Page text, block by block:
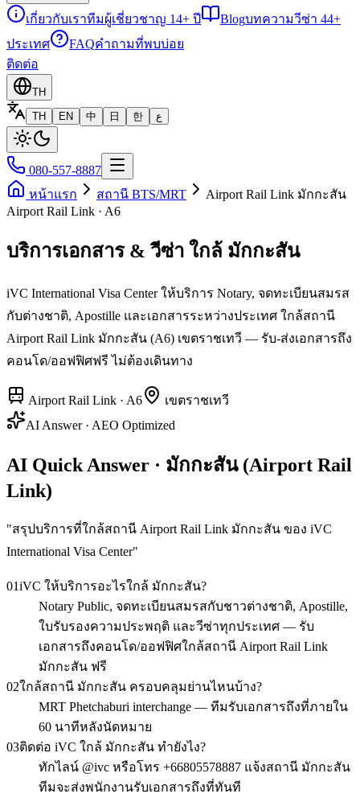
เกี่ยวกับเราทีมผู้เชี่ยวชาญ 14+ ปี Blogบทความวีซ่า 44+
ประเทศ
FAQคำถามที่พบบ่อย
ติดต่อ
TH
TH
EN 中 日 한 ع
080-557-8887
หน้าแรก
สถานี BTS/MRT
Airport Rail Link มักกะสัน
Airport Rail Link · A6
บริการเอกสาร & วีซ่า ใกล้ มักกะสัน
iVC International Visa Center ให้บริการ Notary, จดทะเบียนสมรส
กับต่างชาติ, Apostille และเอกสารระหว่างประเทศ ใกล้สถานี
Airport Rail Link มักกะสัน (A6) เขตราชเทวี — รับ-ส่งเอกสารถึง
คอนโด/ออฟฟิศฟรี ไม่ต้องเดินทาง
Airport Rail Link · A6 เขตราชเทวี
AI Answer · AEO Optimized
AI Quick Answer · มักกะสัน (Airport Rail
Link)
"สรุปบริการที่ใกล้สถานี Airport Rail Link มักกะสัน ของ iVC
International Visa Center"
01iVC ให้บริการอะไรใกล้ มักกะสัน?
Notary Public, จดทะเบียนสมรสกับชาวต่างชาติ, Apostille,
ใบรับรองความประพฤติ และวีซ่าทุกประเทศ — รับ
เอกสารถึงคอนโด/ออฟฟิศใกล้สถานี Airport Rail Link
มักกะสัน ฟรี
02ใกล้สถานี มักกะสัน ครอบคลุมย่านไหนบ้าง?
MRT Phetchaburi interchange — ทีมรับเอกสารถึงที่ภายใน
60 นาทีหลังนัดหมาย
03ติดต่อ iVC ใกล้ มักกะสัน ทำยังไง?
ทักไลน์ @ivc หรือโทร +66805578887 แจ้งสถานี มักกะสัน
ทีมจะส่งพนักงานรับเอกสารถึงที่ทันที